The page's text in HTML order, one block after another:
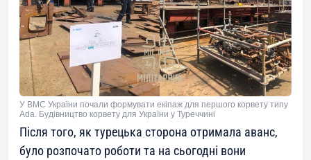
У ВМС України почали формувати екіпаж для першого корвету типу
Ada. Будівництво корвету для України у Туреччині
Після того, як турецька сторона отримала аванс,
було розпочато роботи та на сьогодні вони